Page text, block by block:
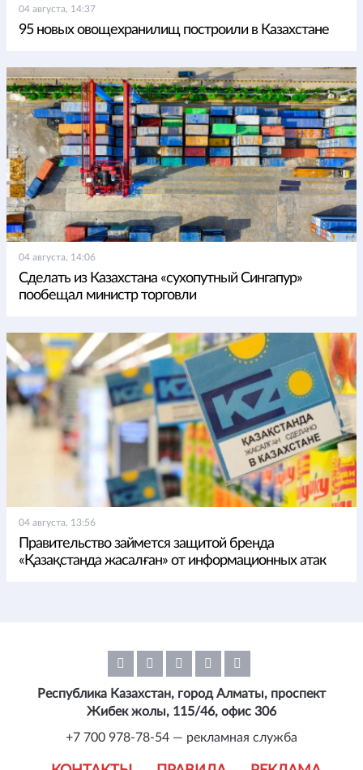
04 августа, 14:37
95 новых овощехранилищ построили в Казахстане
04 августа, 14:06
Сделать из Казахстана «сухопутный Сингапур»
пообещал министр торговли
04 августа, 13:56
Правительство займется защитой бренда
«Қазақстанда жасалған» от информационных атак
Республика Казахстан, город Алматы, проспект
Жибек жолы, 115/46, офис 306
+7 700 978-78-54 — рекламная служба